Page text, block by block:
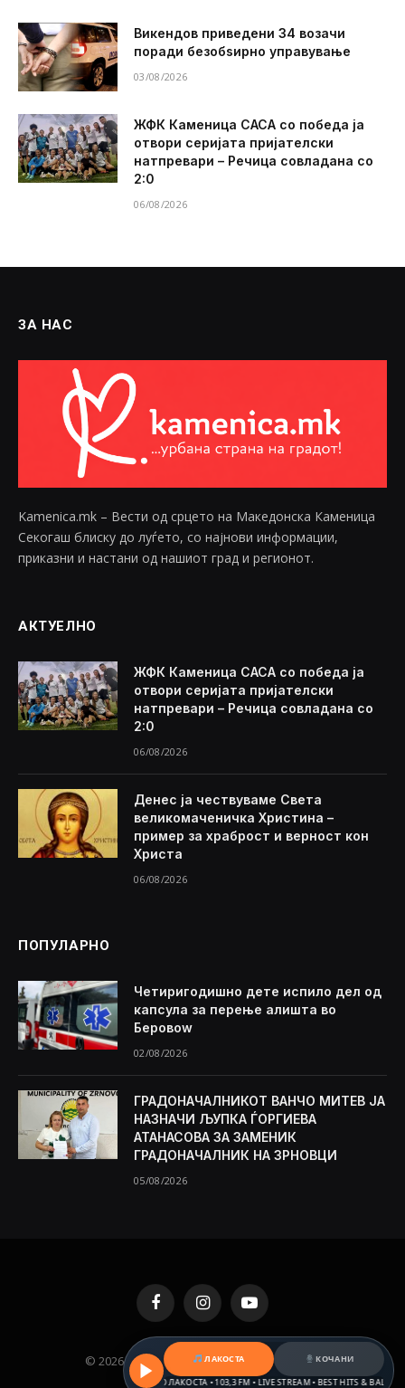
Викендов приведени 34 возачи
поради безобѕирно управување
03/08/2026
ЖФК Каменица САСА со победа ја
отвори серијата пријателски
натпревари – Речица совладана со
2:0
06/08/2026
ЗА НАС
Kamenica.mk – Вести од срцето на Македонска Каменица
Секогаш блиску до луѓето, со најнови информации,
приказни и настани од нашиот град и регионот.
АКТУЕЛНО
ЖФК Каменица САСА со победа ја
отвори серијата пријателски
натпревари – Речица совладана со
2:0
06/08/2026
Денес ја чествуваме Света
великомаченичка Христина –
пример за храброст и верност кон
Христа
06/08/2026
ПОПУЛАРНО
Четиригодишно дете испило дел од
капсула за перење алишта во
Беровоw
02/08/2026
ГРАДОНАЧАЛНИКОТ ВАНЧО МИТЕВ ЈА
НАЗНАЧИ ЉУПКА ЃОРГИЕВА
АТАНАСОВА ЗА ЗАМЕНИК
ГРАДОНАЧАЛНИК НА ЗРНОВЦИ
05/08/2026
FacebookInstagramYouTube
© 2026 KAMENICA.MK. Designed by MKNET.
ЛАКОСТА
КОЧАНИ
РАДИО ЛАКОСТА • 103,3 FM • LIVE STREAM • BEST HITS & BALKAN